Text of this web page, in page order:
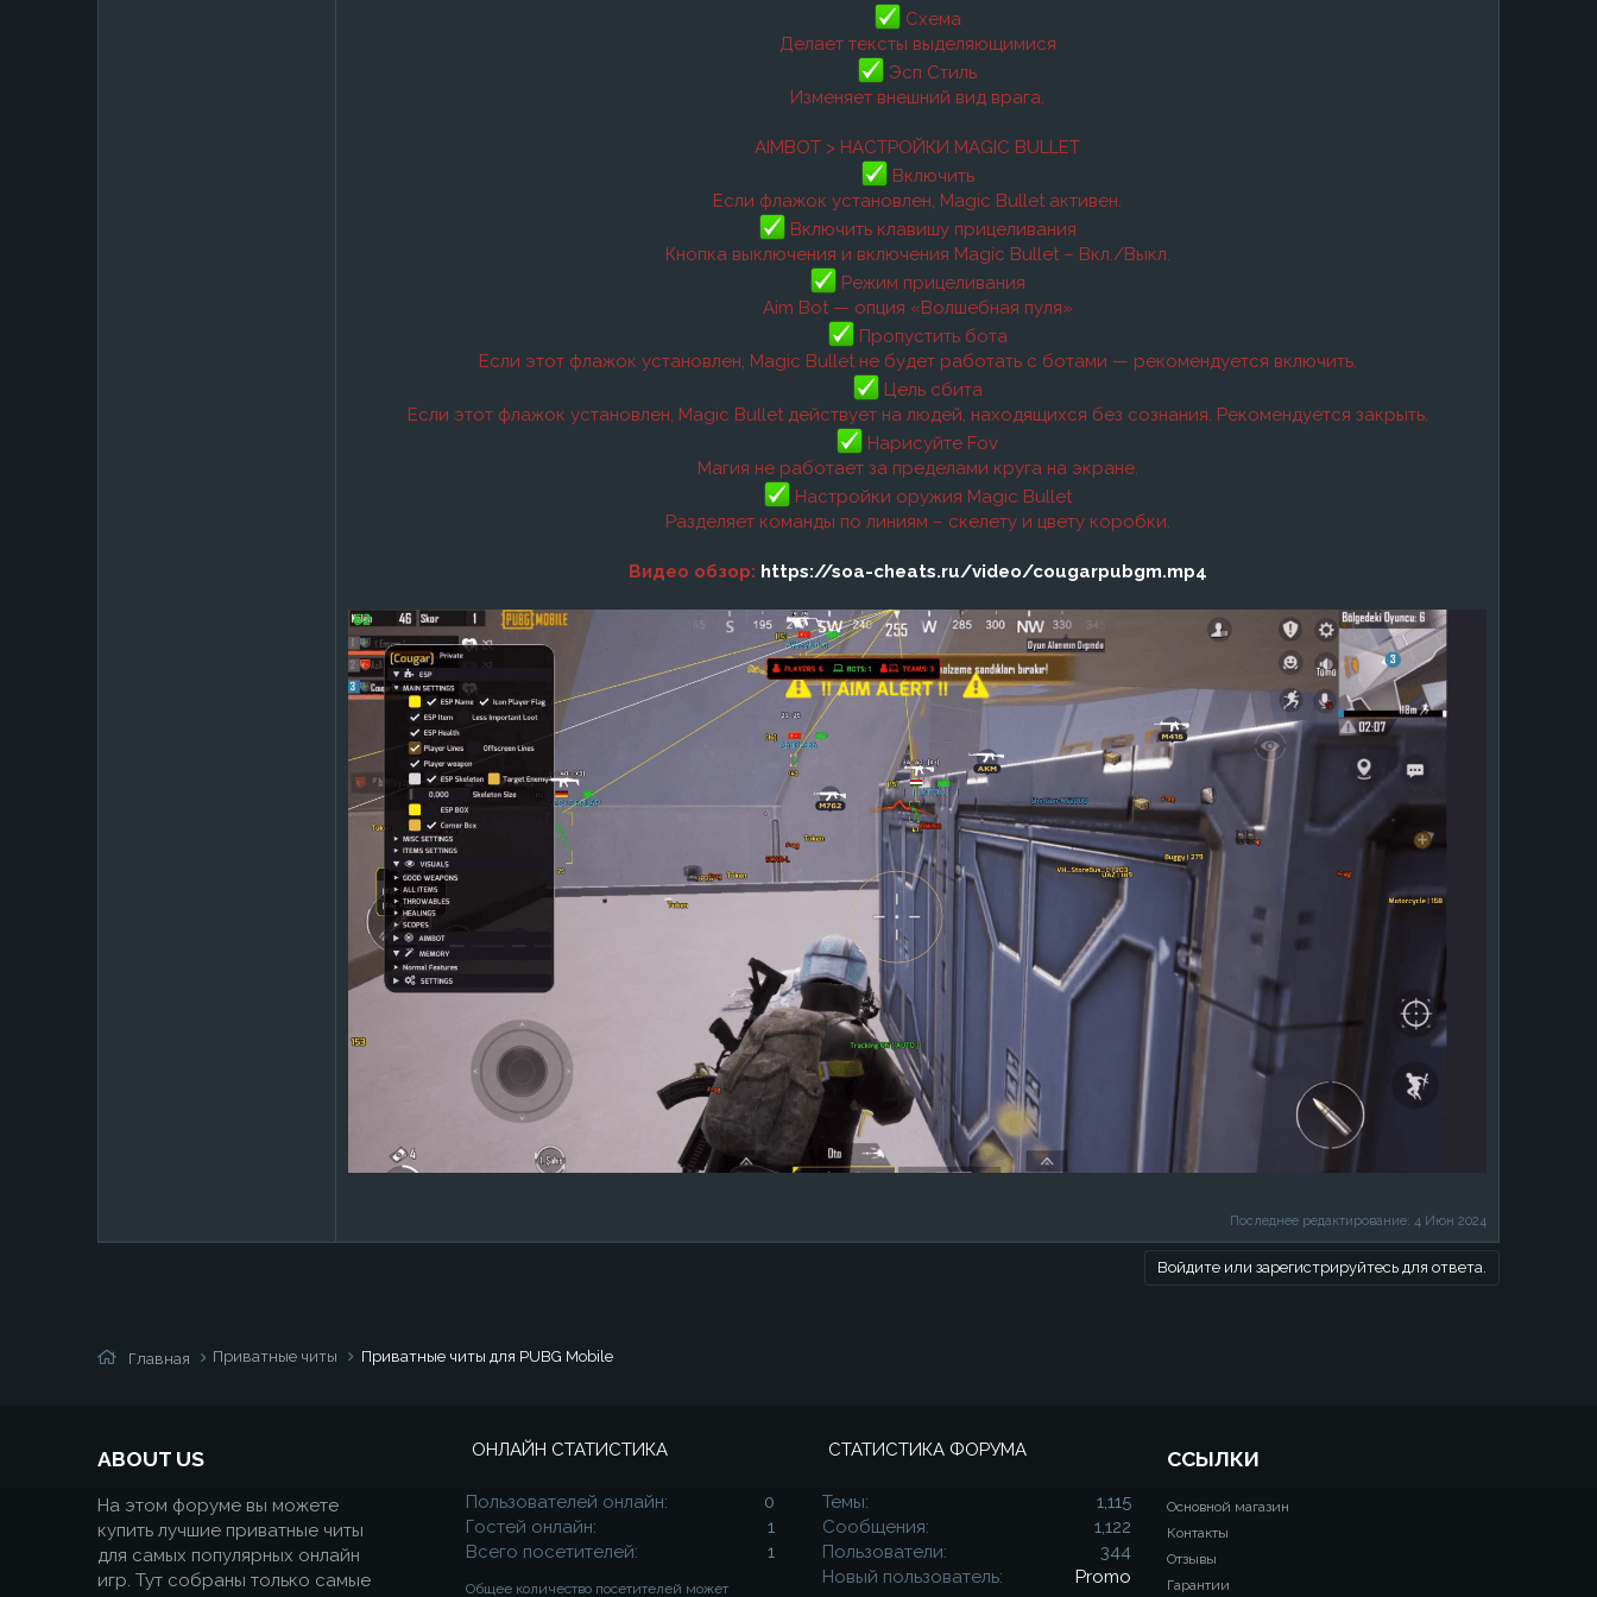
Схема
Делает тексты выделяющимися
Эсп Стиль
Изменяет внешний вид врага.
AIMBOT > НАСТРОЙКИ MAGIC BULLET
Включить
Если флажок установлен, Magic Bullet активен.
Включить клавишу прицеливания
Кнопка выключения и включения Magic Bullet – Вкл./Выкл.
Режим прицеливания
Aim Bot — опция «Волшебная пуля»
Пропустить бота
Если этот флажок установлен, Magic Bullet не будет работать с ботами — рекомендуется включить.
Цель сбита
Если этот флажок установлен, Magic Bullet действует на людей, находящихся без сознания. Рекомендуется закрыть.
Нарисуйте Fov
Магия не работает за пределами круга на экране.
Настройки оружия Magic Bullet
Разделяет команды по линиям – скелету и цвету коробки.
Видео обзор: https://soa-cheats.ru/video/cougarpubgm.mp4
Последнее редактирование: 4 Июн 2024
Войдите или зарегистрируйтесь для ответа.
Главная Приватные читы Приватные читы для PUBG Mobile
ABOUT US
На этом форуме вы можете
купить лучшие приватные читы
для самых популярных онлайн
игр. Тут собраны только самые
ОНЛАЙН СТАТИСТИКА
Пользователей онлайн
0
Гостей онлайн
1
Всего посетителей
1
Общее количество посетителей может
СТАТИСТИКА ФОРУМА
Темы
1,115
Сообщения
1,122
Пользователи
344
Новый пользователь
Promo
ССЫЛКИ
Основной магазин
Контакты
Отзывы
Гарантии